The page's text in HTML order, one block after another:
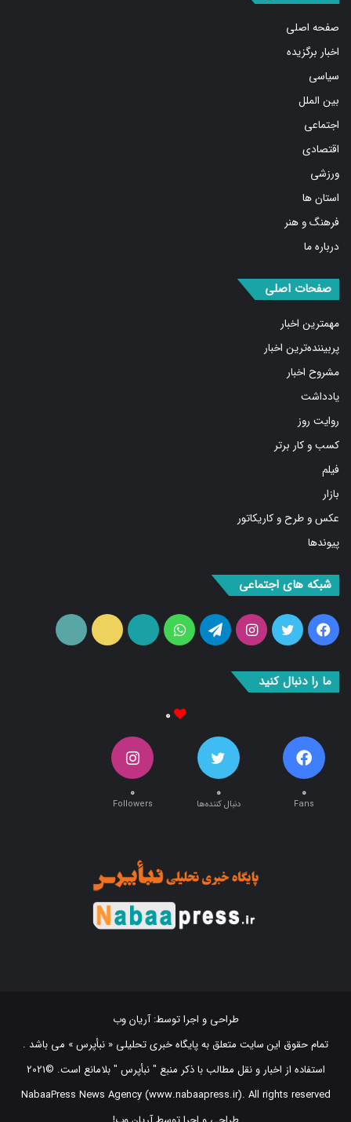
صفحه اصلی
اخبار برگزیده
سیاسی
بین الملل
اجتماعی
اقتصادی
ورزشی
استان ها
فرهنگ و هنر
درباره ما
مهمترین اخبار
پربیننده‌ترین اخبار
مشروح اخبار
یادداشت
روایت روز
کسب و کار برتر
فیلم
بازار
عکس و طرح و کاریکاتور
پیوندها
فیس
بوک
توییتراینستاگرامتلگرامواتس
آپ
آپارات ایتا
۰ ۰ ۰
تمام حقوق این سایت متعلق به پایگاه خبری تحلیلی « نبأپرس » می باشد .
استفاده از اخبار و نقل مطالب با ذکر منبع "‌ نبأپرس " بلامانع است. ©2021
NabaaPress News Agency (www.nabaapress.ir). All rights reserved
طراحی و اجرا توسط آریان وب!